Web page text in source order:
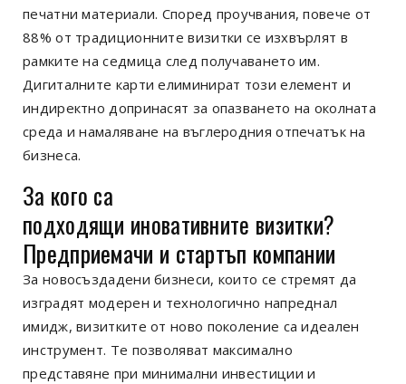
печатни материали. Според проучвания,повече от
88%от традиционните визитки се изхвърлят в
рамките на седмица след получаването им.
Дигиталните карти елиминират тозиелемент и
индиректно допринасят за опазването на околната
среда и намаляване на въглеродния отпечатък на
бизнеса.
За кого са
подходящи иновативните визитки?
Предприемачи и стартъп компании
За новосъздадени бизнеси, които се стремят да
изградят модерен и технологично напреднал
имидж, визитките от ново поколение са идеален
инструмент. Те позволяват максимално
представяне при минимални инвестиции и